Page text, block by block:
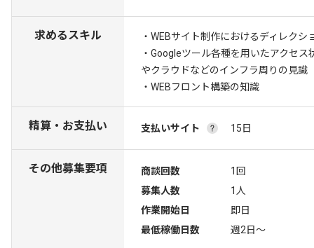
求めるスキル
・WEBサイト制作におけるディレクシ
・Googleツール各種を用いたアクセ
やクラウドなどのインフラ周りの見識
・WEBフロント構築の知識
精算・お支払い 支払いサイト 15日
その他募集要項 商談回数
1回
募集人数
1人
作業開始日
即日
最低稼働日数
週2日〜